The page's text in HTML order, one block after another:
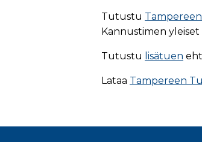
Tutustu
Kannustimen
Tutustu lisätuen
Lataa Tampereen